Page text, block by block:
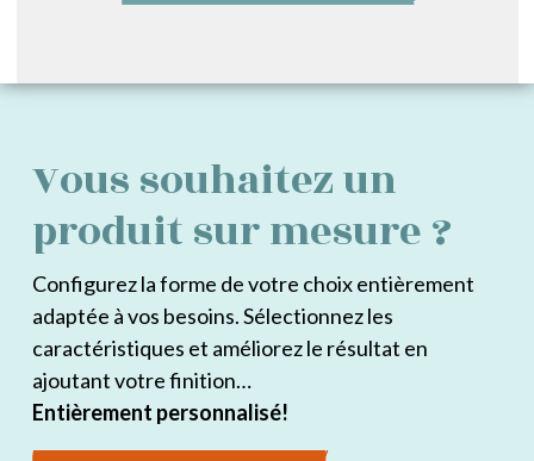
Vous souhaitez un
produit sur mesure ?
Configurez la forme de votre choix entièrement
adaptée à vos besoins. Sélectionnez les
caractéristiques et améliorez le résultat en
ajoutant votre finition…
Entièrement personnalisé!